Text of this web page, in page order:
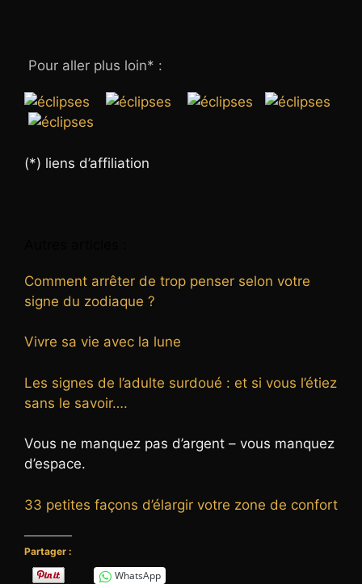
Pour aller plus loin* :
(*) liens d’affiliation
Comment arrêter de trop penser selon votre
signe du zodiaque ?
Vivre sa vie avec la lune
Les signes de l’adulte surdoué : et si vous l’étiez
sans le savoir….
Vous ne manquez pas d’argent – vous manquez
d’espace.
33 petites façons d’élargir votre zone de confort
Partager :
WhatsApp